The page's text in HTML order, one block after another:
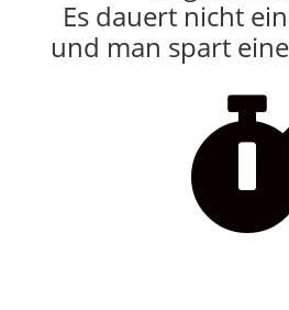
Es dauert nicht
und man spart